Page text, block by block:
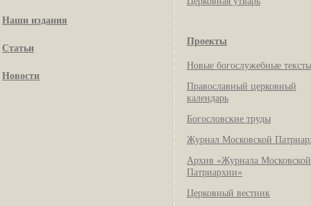
Наши издания
Статьи
Новости
Проекты
Новые богослужебные тексты
Православный церковный
календарь
Богословские труды
Журнал Московской
Архив «Журнала Московской
Патриархии»
Церковный вестник